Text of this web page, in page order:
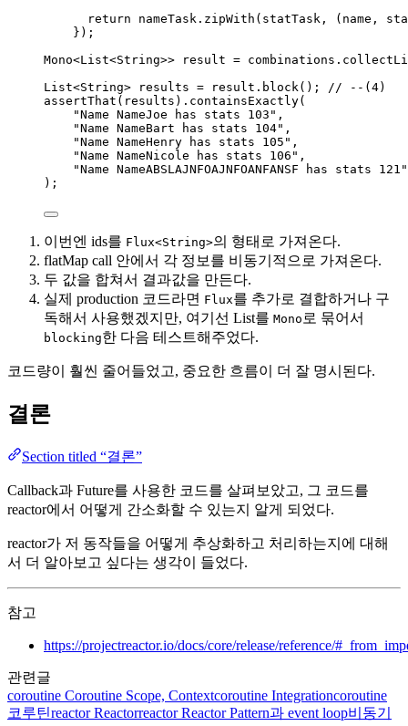
return
nameTask . zipWith ( statTask, (name,
} ) ;
Mono<List<String>> result = combinations .
List<String> results = result . block() ; // --(4)
assertThat ( results ) . containsExactly(
"Name NameJoe has stats 103 " ,
"Name NameBart has stats 104" ,
"Name NameHenry has stats 105 " ,
"Name NameNicole has stats 106 " ,
"Name NameABSLAJNFOAJNFOANFANSF has stats 121 "
) ;
이번엔 ids를 Flux<String>의 형태로 가져온다.
flatMap call 안에서 각 정보를 비동기적으로 가져온다.
두 값을 합쳐서 결과값을 만든다.
실제 production 코드라면 Flux를 추가로 결합하거나 구
독해서 사용했겠지만, 여기선 List를 Mono 로 묶어서
blocking한 다음 테스트해주었다.
코드량이 훨씬 줄어들었고, 중요한 흐름이 더 잘 명시된다.
결론
Section titled “결론”
Callback과 Future를 사용한 코드를 살펴보았고, 그 코드를
reactor에서 어떻게 간소화할 수 있는지 알게 되었다.
reactor가 저 동작들을 어떻게 추상화하고 처리하는지에 대해
서 더 알아보고 싶다는 생각이 들었다.
참고
https://projectreactor.io/docs/core/release/reference/
관련글
coroutine Coroutine Scope, Contextcoroutine Integrationcoroutine
코루틴reactorReactorreactorReactor Pattern과 event loop비동기